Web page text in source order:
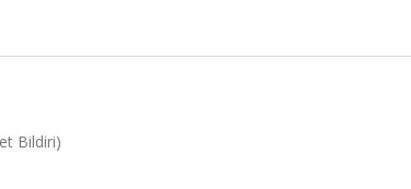
Bildiri)